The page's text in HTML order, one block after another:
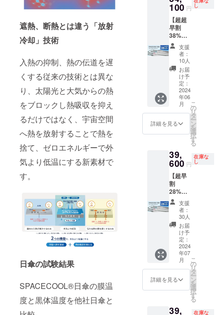
遮熱、断熱とは違う「放射
冷却」技術
入熱の抑制、熱の伝道を遅
くする従来の技術とは異な
り、太陽光と大気からの熱
をブロックし熱吸収を抑え
るだけではなく、宇宙空間
へ熱を放射することで熱を
捨て、ゼロエネルギーで外
気より低温にする新素材で
す。
日傘の試験結果
SPACECOOL®日傘の膜温
度と黒体温度を他社日傘と
ｍ、
47cm(F
RP製)8
本／畳
んだ長
さ 約62
ｃｍ ハ
ンドル
ABS樹
脂
バイヤ
ス部：
ポリエ
ステル
100％
カ
ラー：
シル
白×ブ
ルー、
白×ピン
ク、白×
グレー
※ホワイ
トロー
ズご愛
用者の
方には
おなじ
みの
「カ
テール
ピッコ
ロ」と
同じサ
こちら
造工程
上の都
合等に
より出
荷時期
が遅れ
る場合
があり
ます。
してお
りま
す。 修
理の際
の商品
の発送
費用は
ご負担
をお願
いいた
しま
す。 ※
ご注文
状況、
材の供
給状
造工程
上の都
合等に
より出
荷時期
が遅れ
る場合
があり
ます。
ズご愛
用者の
方には
おなじ
みの
「カ
テール
ピッコ
ロ」と
同じサ
イズと
なりま
す。 ※
こちら
は万が
一破損
て修理
に対応
してお
りま
す。 修
理の際
の商品
の発送
費用は
ご負担
をお願
いいた
しま
す。 ※
ご注文
使用部
材の供
況、製
47cm(F
RP製)8
本／畳
んだ長
さ 約62
ｃｍ ハ
ンドル
ABS樹
脂
バイヤ
ス部：
ポリエ
ステル
100％
ラー：
シル
トロー
ズご愛
用者の
方には
おなじ
みの
「カ
テール
ピッコ
ロ」と
同じサ
イズと
なりま
す。 ※
こちら
は万が
一破損
て修理
F］ 生
産国：
日本 形
態：手
開き長
傘 重
さ：約
383ｇ
中棒：
φ10ｍ
ｍアル
ミパイ
プ製／
実行直
径：約
84ｃｍ
ｍ、
47cm(F
RP製)8
本／畳
んだ長
さ 約62
ｃｍ ハ
ンドル
ABS樹
脂
バイヤ
ス部：
ポリエ
ステル
100％
ラー：
白×ブ
トロー
に逃が
す日傘
「SPAC
ECOOL
日傘
（コン
パクト
タイ
プ）」
白×グ
レーを1
本お送
りしま
す。
［一般
販売予
25%OF
F］ 生
産国：
日本 形
態：手
開き長
傘 重
さ：約
383ｇ
中棒：
φ10ｍ
ｍアル
ミパイ
プ製／
実行直
径：約
84ｃｍ
ｍ、
100 円 し
【超超
早割
38%OF
F】
34,100
円（税
込、送
料込）
熱を宇
宙に逃
がす日
「SPAC
ECOOL
日傘
（コン
タイ
プ）」
のペア
でのご
購入。
「SPAC
ECOOL
日傘
（コン
パクト
タイ
プ）」
をペア
でご購
入いた
だけま
す。 お
ださ
支援
者：
10人
お届
け予
定：
2024
年06
月
詳細を見る
こ
の
リ
タ
ー
ン
を
選
択
す
る
39,
600 円
在庫な
し
【超早
割
28%OF
F】
39,600
円（税
込、送
料込）
熱を宇
宙に逃
がす日
「SPAC
ECOOL
日傘
（コン
タイ
支援
者：
30人
お届
け予
定：
2024
年07
月
詳細を見る
こ
の
リ
タ
ー
ン
を
選
択
す
る
39, 在庫な